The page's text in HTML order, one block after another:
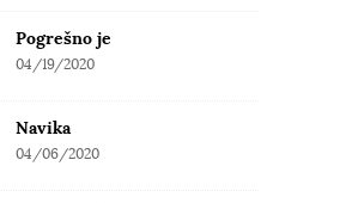
Pogrešno je
04/19/2020
Navika
04/06/2020